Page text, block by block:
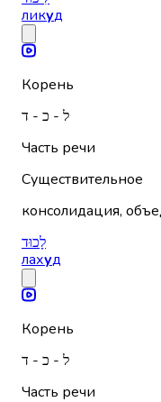
ликуд
Корень
ל - כ - ד
Часть речи
Существительное
консолидация,
לָכוּד
лахуд
Корень
ל - כ - ד
Часть речи